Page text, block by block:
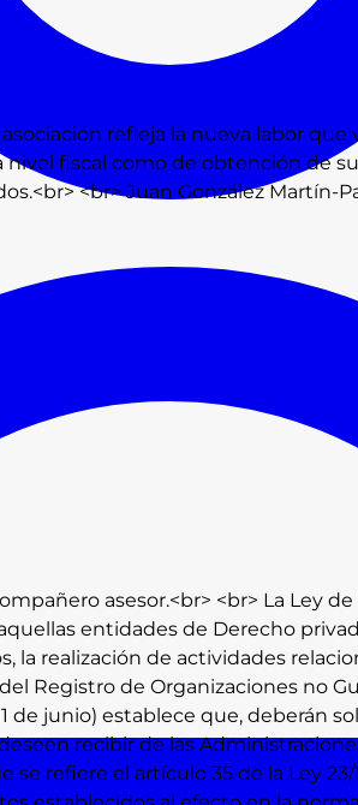
refleja la nueva labor que
fiscal como de obtención de
<br> Juan González
asesor.<br> <br> La Ley
entidades de Derecho
realización de actividades
Registro de Organizaciones no
de junio) establece que, deberán
recibir de las
refiere el artículo 35 de la Ley